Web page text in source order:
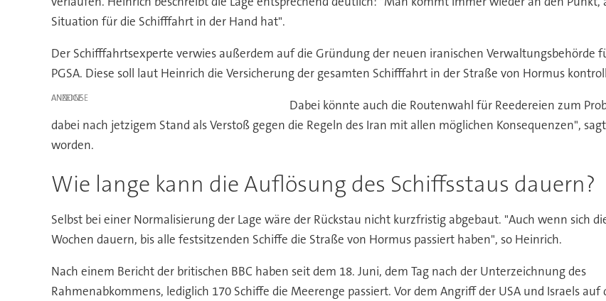
Situation für die Schifffahrt in der Hand hat".
Der Schifffahrtsexperte verwies außerdem auf die Gründung der neuen iranischen Verwaltungsbehörde
PGSA. Diese soll laut Heinrich die Versicherung der gesamten Schifffahrt in der Straße von Hormus
ANZEIGE
Dabei könnte auch die Routenwahl für Reedereien zum
dabei nach jetzigem Stand als Verstoß gegen die Regeln des Iran mit allen möglichen Konsequenzen",
worden.
Wie lange kann die Auflösung des Schiffsstaus dauern?
Selbst bei einer Normalisierung der Lage wäre der Rückstau nicht kurzfristig abgebaut. "Auch wenn sich
Wochen dauern, bis alle festsitzenden Schiffe die Straße von Hormus passiert haben", so Heinrich.
Nach einem Bericht der britischen BBC haben seit dem 18. Juni, dem Tag nach der Unterzeichnung des
Rahmenabkommens, lediglich 170 Schiffe die Meerenge passiert. Vor dem Angriff der USA und Israels